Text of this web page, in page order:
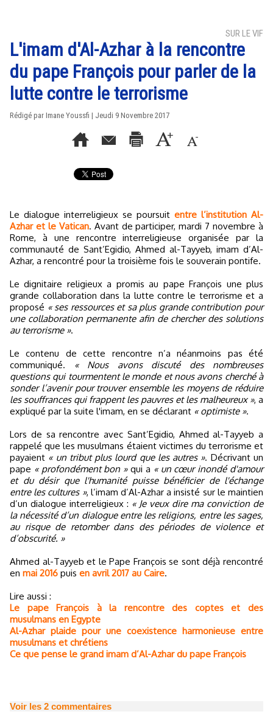
SUR LE VIF
L'imam d'Al-Azhar à la rencontre
du pape François pour parler de la
lutte contre le terrorisme
Rédigé par Imane Youssfi | Jeudi 9 Novembre 2017
Le dialogue interreligieux se poursuit entre l’institution Al-
Azhar et le Vatican. Avant de participer, mardi 7 novembre à
Rome, à une rencontre interreligieuse organisée par la
communauté de Sant’Egidio, Ahmed al-Tayyeb, imam d’Al-
Azhar, a rencontré pour la troisième fois le souverain pontife.
Le dignitaire religieux a promis au pape François une plus
grande collaboration dans la lutte contre le terrorisme et a
proposé « ses ressources et sa plus grande contribution pour
une collaboration permanente afin de chercher des solutions
au terrorisme ».
Le contenu de cette rencontre n’a néanmoins pas été
communiqué.
« Nous avons discuté des nombreuses
questions qui tourmentent le monde et nous avons cherché à
sonder l’avenir pour trouver ensemble les moyens de réduire
les souffrances qui frappent les pauvres et les malheureux », a
expliqué par la suite l'imam, en se déclarant « optimiste ».
Lors de sa rencontre avec Sant’Egidio, Ahmed al-Tayyeb a
rappelé que les musulmans étaient victimes du terrorisme et
payaient « un tribut plus lourd que les autres ». Décrivant un
pape « profondément bon »qui a « un cœur inondé d'amour
et du désir que l'humanité puisse bénéficier de l'échange
entre les cultures », l’imam d’Al-Azhar a insisté sur le maintien
d’un dialogue interreligieux : « Je veux dire ma conviction de
la nécessité d’un dialogue entre les religions, entre les sages,
au risque de retomber dans des périodes de violence et
d’obscurité. »
Ahmed al-Tayyeb et le Pape François se sont déjà rencontré
en mai 2016 puis en avril 2017 au Caire.
Lire aussi :
Le pape François à la rencontre des coptes et des
musulmans en Egypte
Al-Azhar plaide pour une coexistence harmonieuse entre
musulmans et chrétiens
Ce que pense le grand imam d’Al-Azhar du pape François
Voir les 2 commentaires